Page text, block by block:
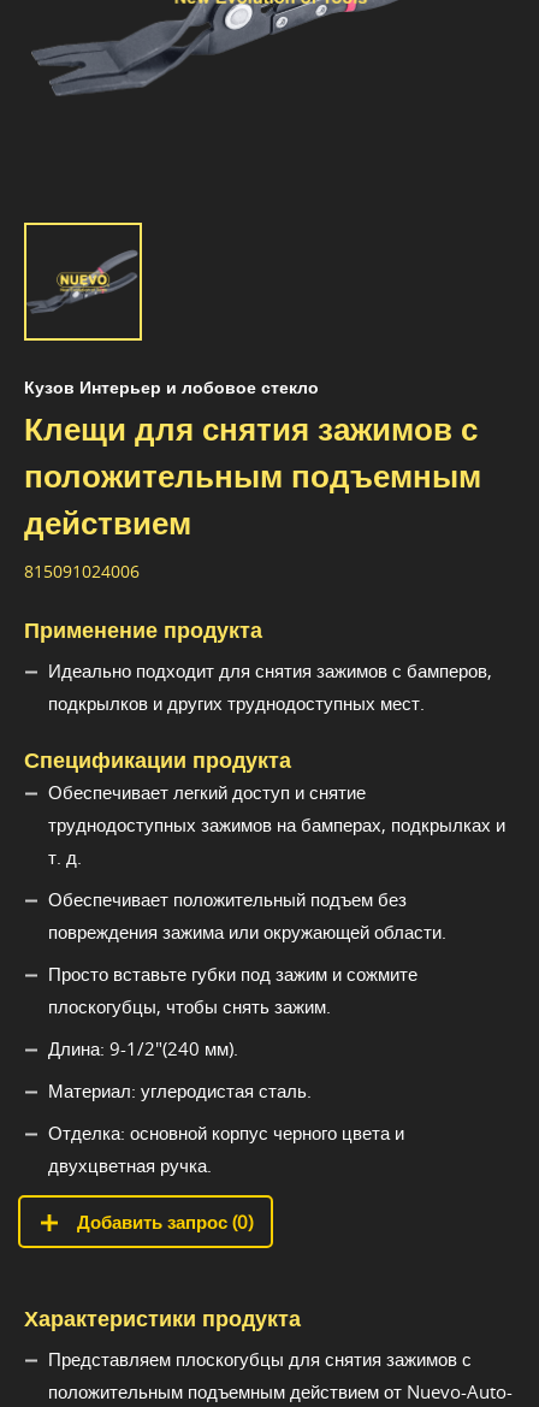
Кузов Интерьер и лобовое стекло
Клещи для снятия зажимов с
положительным подъемным
действием
815091024006
Применение продукта
Идеально подходит для снятия зажимов с бамперов,
подкрылков и других труднодоступных мест.
Спецификации продукта
Обеспечивает легкий доступ и снятие
труднодоступных зажимов на бамперах, подкрылках и
т. д.
Обеспечивает положительный подъем без
повреждения зажима или окружающей области.
Просто вставьте губки под зажим и сожмите
плоскогубцы, чтобы снять зажим.
Длина: 9-1/2"(240 мм).
Материал: углеродистая сталь.
Отделка: основной корпус черного цвета и
двухцветная ручка.
Добавить запрос (0)
Характеристики продукта
Представляем плоскогубцы для снятия зажимов с
положительным подъемным действием от Nuevo-Auto-